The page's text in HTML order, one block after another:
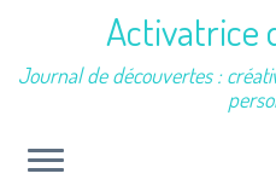
Activatrice
Journal de découvertes :